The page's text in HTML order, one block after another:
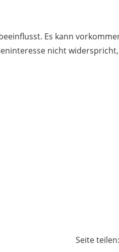
Es kann
nicht
Seite teilen: